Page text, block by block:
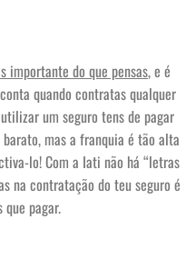
importante do que pensas, e é
quando contratas qualquer
um seguro tens de pagar
mas a franquia é tão alta
lo! Com a Iati não há “letras
na contratação do teu seguro é
pagar.